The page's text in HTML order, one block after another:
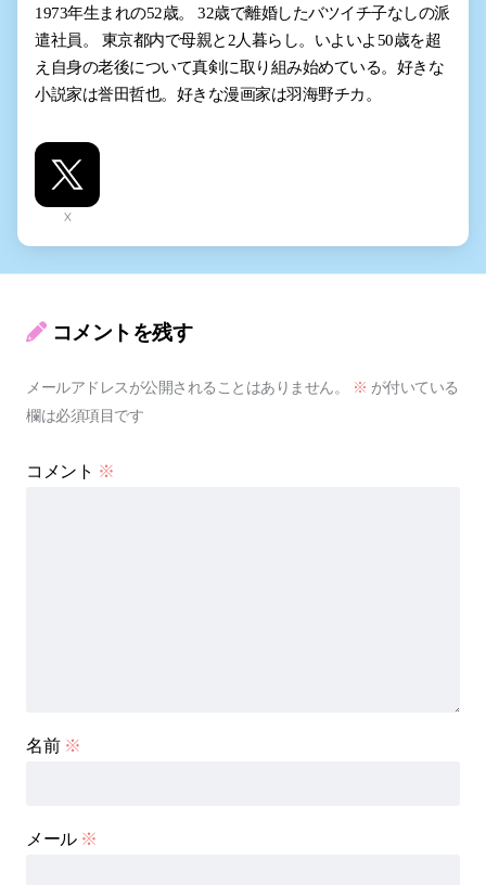
1973年生まれの52歳。 32歳で離婚したバツイチ子なしの派
遣社員。 東京都内で母親と2人暮らし。いよいよ50歳を超
え自身の老後について真剣に取り組み始めている。好きな
小説家は誉田哲也。好きな漫画家は羽海野チカ。
X
コメントを残す
メールアドレスが公開されることはありません。 ※ が付いている
欄は必須項目です
コメント ※
名前 ※
メール ※